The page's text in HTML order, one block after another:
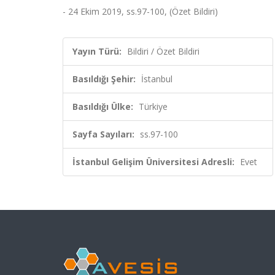
- 24 Ekim 2019, ss.97-100, (Özet Bildiri)
Yayın Türü: Bildiri / Özet Bildiri
Basıldığı Şehir: İstanbul
Basıldığı Ülke: Türkiye
Sayfa Sayıları: ss.97-100
İstanbul Gelişim Üniversitesi Adresli: Evet